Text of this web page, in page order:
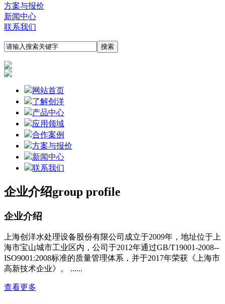
方案与报价
新闻中心
联系我们
网站首页
了解创洋
产品中心
应用领域
合作案例
方案与报价
新闻中心
联系我们
企业介绍group profile
企业介绍
上海创洋水处理设备股份有限公司成立于2009年，地址位于上
海市宝山城市工业区内，公司于2012年通过GB/T19001-2008--
ISO9001:2008标准的质量管理体系，并于2017年荣获《上海市
高新技术企业》。 ......
查看更多